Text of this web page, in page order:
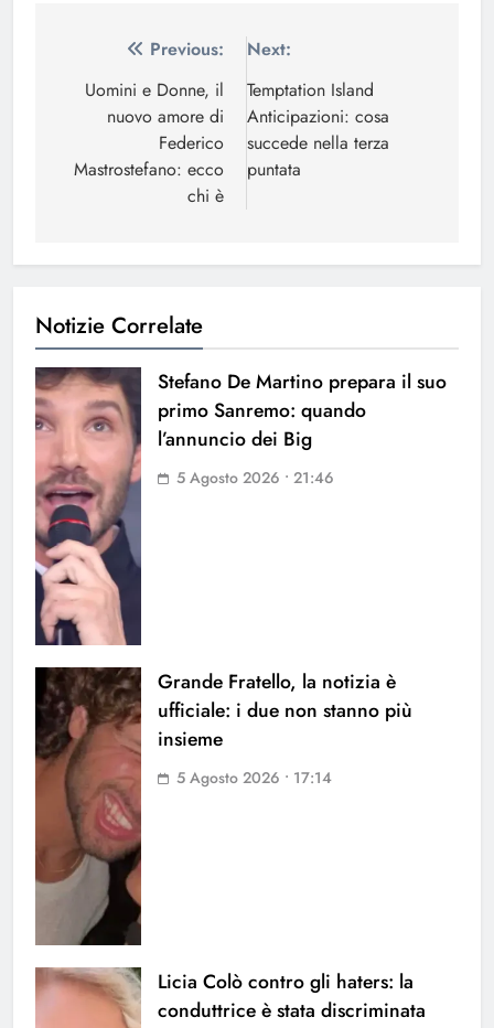
Navigazione
articoli
Previous:
Uomini e Donne, il
nuovo amore di
Federico
Mastrostefano: ecco
chi è
Next:
Temptation Island
Anticipazioni: cosa
succede nella terza
puntata
Notizie Correlate
Stefano De Martino prepara il suo
primo Sanremo: quando
l’annuncio dei Big
5 Agosto 2026 • 21:46
Grande Fratello, la notizia è
ufficiale: i due non stanno più
insieme
5 Agosto 2026 • 17:14
Licia Colò contro gli haters: la
conduttrice è stata discriminata